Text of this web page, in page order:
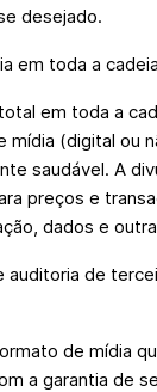
desejado.
em toda a
em toda a
mídia (digital ou
saudável. A
preços e
dados e
auditoria de
de mídia
a garantia de